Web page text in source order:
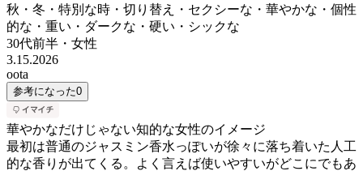
秋・冬・特別な時・切り替え・セクシーな・華やかな・個性
的な・重い・ダークな・硬い・シックな
30代前半 ・ 女性
3.15.2026
oota
参考になった0
華やかなだけじゃない知的な女性のイメージ
最初は普通のジャスミン香水っぽいが徐々に落ち着いた人工
的な香りが出てくる。よく言えば使いやすいがどこにでもあ